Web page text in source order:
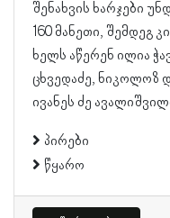
შენახვის ხარჯები
160 მანეთი, შემდეგ
ხელს აწერენ ილია
ცხვედაძე, ნიკოლოზ
ივანეს ძე
პირები
წყარო